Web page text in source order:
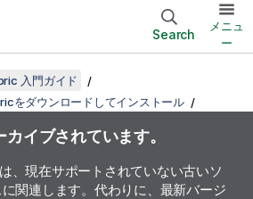
Search
メニュ
ー
入門ガイド
をダウンロードしてインストール
イブされています。
、現在サポートされていない古いソ
関連します。代わりに、最新バージ